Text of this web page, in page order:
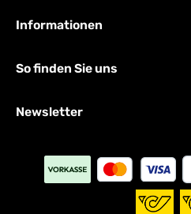
Informationen
So finden Sie uns
Newsletter